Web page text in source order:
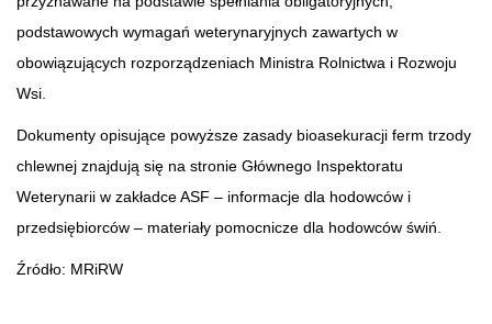
podstawowych wymagań weterynaryjnych zawartych w
obowiązujących rozporządzeniach Ministra Rolnictwa i Rozwoju
Wsi.
Dokumenty opisujące powyższe zasady bioasekuracji ferm trzody
chlewnej znajdują się na stronie Głównego Inspektoratu
Weterynarii w zakładce ASF – informacje dla hodowców i
przedsiębiorców – materiały pomocnicze dla hodowców świń.
Źródło: MRiRW